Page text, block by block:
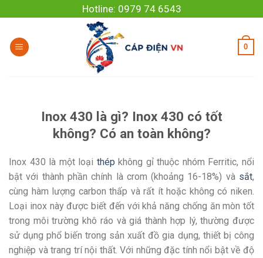
to
content
Hotline: 0979 74 6543
0
Inox 430 là gì? Inox 430 có tốt
không? Có an toàn không?
Inox 430 là một loại thép không gỉ thuộc nhóm Ferritic, nổi
bật với thành phần chính là crom (khoảng 16-18%) và sắt,
cùng hàm lượng carbon thấp và rất ít hoặc không có niken.
Loại inox này được biết đến với khả năng chống ăn mòn tốt
trong môi trường khô ráo và giá thành hợp lý, thường được
sử dụng phổ biến trong sản xuất đồ gia dụng, thiết bị công
nghiệp và trang trí nội thất. Với những đặc tính nổi bật về độ